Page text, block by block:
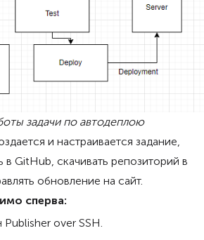
задачи по автодеплою
и настраивается задание,
в GitHub, скачивать репозиторий в
обновление на сайт.
сперва:
Publisher over SSH.